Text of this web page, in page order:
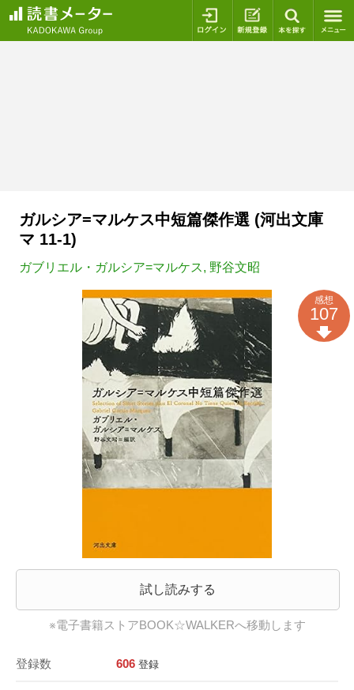
ログイン 新規登録
ガルシア=マルケス中短篇傑作選 (河出文庫
マ 11-1)
ガブリエル・ガルシア=マルケス, 野谷文昭
試し読みする
※電子書籍ストアBOOK☆WALKERへ移動します
登録数 606 登録
感想
107